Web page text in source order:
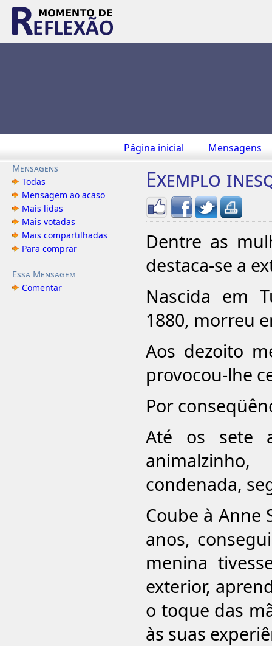
Página inicial Mensagens
Mensagens
Todas
Mensagem ao acaso
Mais lidas
Mais votadas
Mais compartilhadas
Para comprar
Essa Mensagem
Comentar
Exemplo
Dentre as
destaca-se a
Nascida em
1880, morreu
Aos dezoito
provocou-lhe
Por
Até os sete
condenada,
Coube à Anne
anos,
menina
exterior,
o toque das
às suas